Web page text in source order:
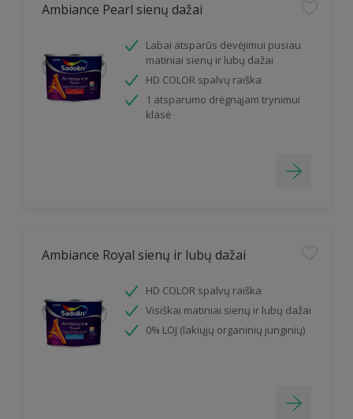
Ambiance Pearl sienų dažai
Labai atsparūs devėjimui pusiau
matiniai sienų ir lubų dažai
HD COLOR spalvų raiška
1 atsparumo drėgnąjam trynimui
klasė
Ambiance Royal sienų ir lubų dažai
HD COLOR spalvų raiška
Visiškai matiniai sienų ir lubų dažai
0% LOJ (lakiųjų organinių junginių)